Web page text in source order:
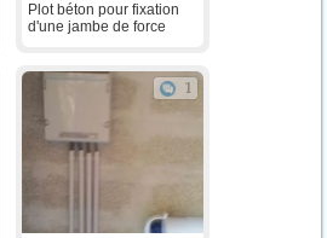
Plot béton pour fixation
d'une jambe de force
1